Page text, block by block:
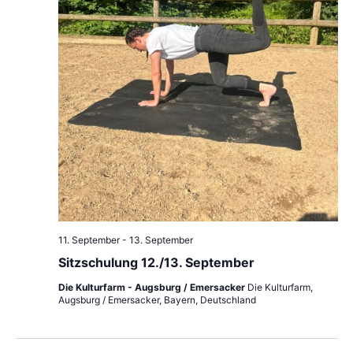
Sitzschulung 12./13. September
11. September- 13. September
Die Kulturfarm - Augsburg / Emersacker Die Kulturfarm,
Augsburg / Emersacker, Bayern, Deutschland